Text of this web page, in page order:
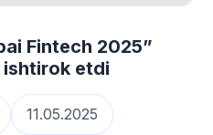
Fintech 2025”
ishtirok etdi
11.05.2025